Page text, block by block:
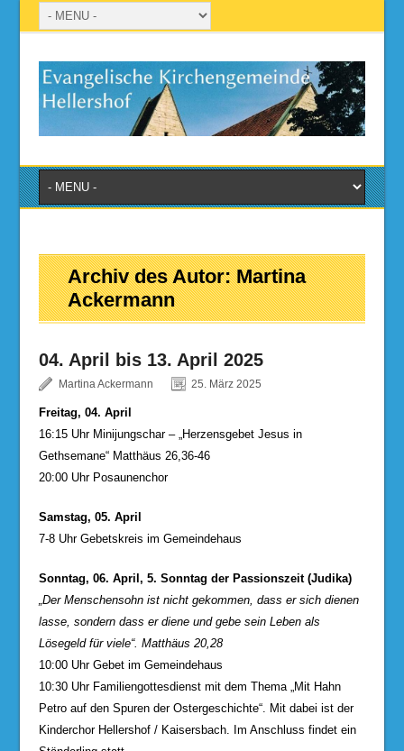
Archiv des Autor:Martina
Ackermann
04. April bis 13. April 2025
Martina Ackermann 25. März 2025
Freitag, 04. April
16:15 Uhr Minijungschar – „Herzensgebet Jesus in
Gethsemane“ Matthäus 26,36-46
20:00 Uhr Posaunenchor
Samstag, 05. April
7-8 Uhr Gebetskreis im Gemeindehaus
Sonntag, 06. April, 5. Sonntag der Passionszeit (Judika)
„Der Menschensohn ist nicht gekommen, dass er sich dienen
lasse, sondern dass er diene und gebe sein Leben als
Lösegeld für viele“. Matthäus 20,28
10:00 Uhr Gebet im Gemeindehaus
10:30 Uhr Familiengottesdienst mit dem Thema „Mit Hahn
Petro auf den Spuren der Ostergeschichte“. Mit dabei ist der
Kinderchor Hellershof / Kaisersbach. Im Anschluss findet ein